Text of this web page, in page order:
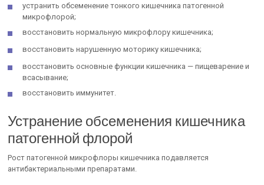
устранить обсеменение тонкого кишечника патогенной
микрофлорой;
восстановить нормальную микрофлору кишечника;
восстановить нарушенную моторику кишечника;
восстановить основные функции кишечника — пищеварение и
всасывание;
восстановить иммунитет.
Устранение обсеменения кишечника
патогенной флорой
Рост патогенной микрофлоры кишечника подавляется
антибактериальными препаратами.